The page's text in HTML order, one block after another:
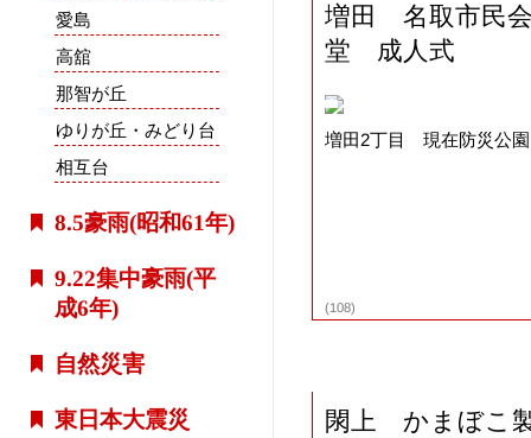
愛島
高舘
那智が丘
ゆりが丘・みどり台
相互台
8.5豪雨(昭和61年)
9.22集中豪雨(平
成6年)
自然災害
東日本大震災
増田 名取市民
堂 成人式
増田2丁目 現在防災公
(108)
閖上 かまぼこ